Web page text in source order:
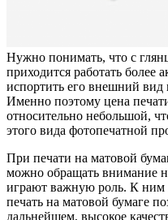
Нужно понимать, что с
приходится работать более
испортить его внешний вид
Именно поэтому цена
относительно небольшой,
этого вида фотопечатной
При печати на матовой
можно обращать внимание
играют важную роль. К ним
печать на матовой бумаге
дальнейшем, высокое